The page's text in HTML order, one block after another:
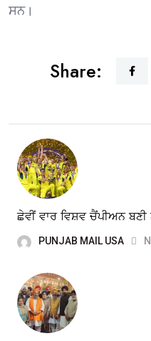
ਸਨ।
Share:
ਛੇਵੀਂ ਵਾਰ ਵਿਸ਼ਵ ਚੈਂਪੀਅਨ
PUNJAB MAIL USA